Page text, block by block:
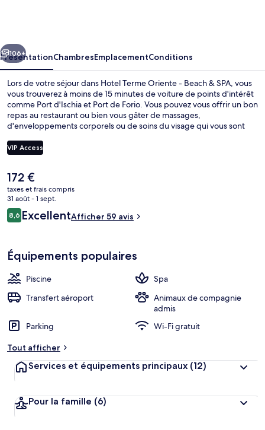
Beach
&
SPA
Suivant
106+
PrésentationChambresEmplacementConditions
Lors de votre séjour dans Hotel Terme Oriente - Beach & SPA, vous
vous trouverez à moins de 15 minutes de voiture de points d'intérêt
comme Port d'Ischia et Port de Forio. Vous pouvez vous offrir un bon
repas au restaurant ou bien vous gâter de massages,
d'enveloppements corporels ou de soins du visage qui vous sont
hébergement figurent 2 bains à remous, une piscine couverte et un
bar / salon.
VIP Access
Le
prix
actuel
est
de
172 €
taxes et frais compris
31 août - 1 sept.
Avis
voyageurs
8,68,6 sur 10
ExcellentAfficher 59 avis
Équipements populaires
Piscine
Spa
Transfert aéroport
Animaux de compagnie
admis
Parking
Wi-Fi gratuit
Tout afficher
Services et équipements principaux (12)
Pour la famille (6)